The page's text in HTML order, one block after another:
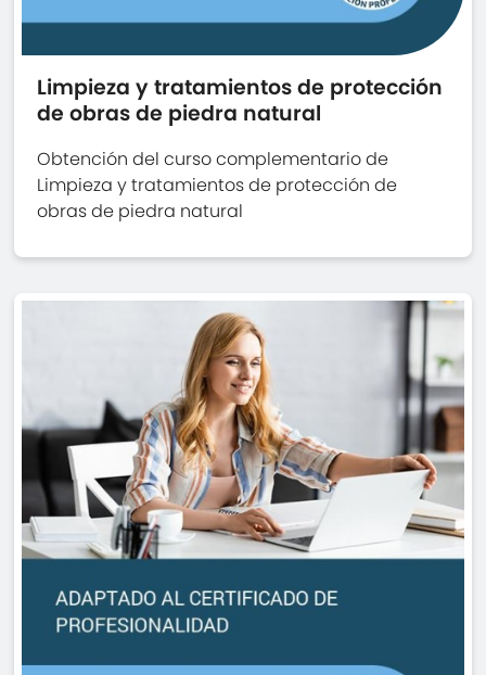
Limpieza y tratamientos de protección
de obras de piedra natural
Obtención del curso complementario de
Limpieza y tratamientos de protección de
obras de piedra natural